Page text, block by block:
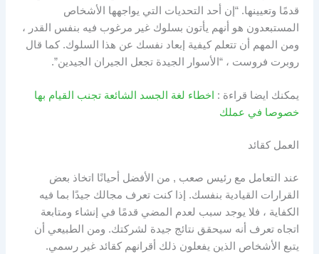
قدمًا وتعيينها. “إن أحد التحديات التي يواجهها الأشخاص
المستبعدون هو أنهم يأتون بسلوك غير مرغوب فيه بنفس القدر ،
ومن المهم أن تتعلم كيفية إبعاد نفسك عن هذا السلوك. كما قال
روبرت فروست ، “الأسوار الجيدة تجعل الجيران الجيدين”.
يمكنك ايضا قراءة : اخطاء لغة الجسد الشائعة تجنب القيام بها
خصوصا في عملك
العمل كقائد
عند التعامل مع رئيس صعب , من الأفضل أحيانًا اتخاذ بعض
القرارات القيادية بنفسك. إذا كنت تعرف مجالك جيدًا بما فيه
الكفاية ، فلا يوجد سبب لعدم المضي قدمًا في إنشاء ومتابعة
اتجاه تعرف أنه سيحقق نتائج جيدة لشركتك. ومن الطبيعي أن
يتبع الأشخاص الذين يفعلون ذلك أقرانهم كقائد غير رسمي.